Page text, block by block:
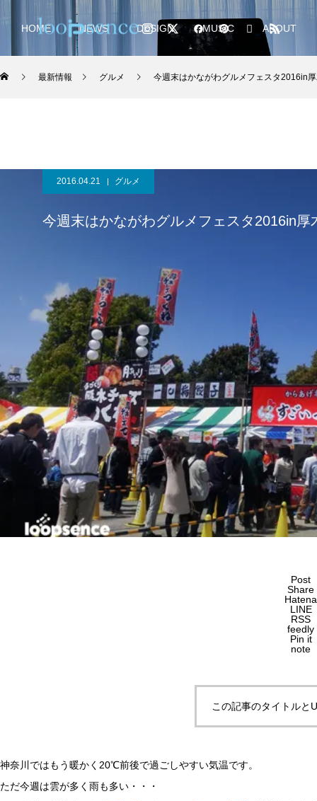
HOME NEWS DESIGN MUSIC ABOUT
最新情報 グルメ 今週末はかながわグルメフェスタ2016in
2016.04.21 グルメ
今週末はかながわグルメフェスタ2016in
Post
Share
Hatena
LINE
RSS
feedly
Pin it
note
この記事のタイトルと
神奈川ではもう暖かく20℃前後で過ごしやすい気温です。
ただ今週は雲が多く雨も多い・・・